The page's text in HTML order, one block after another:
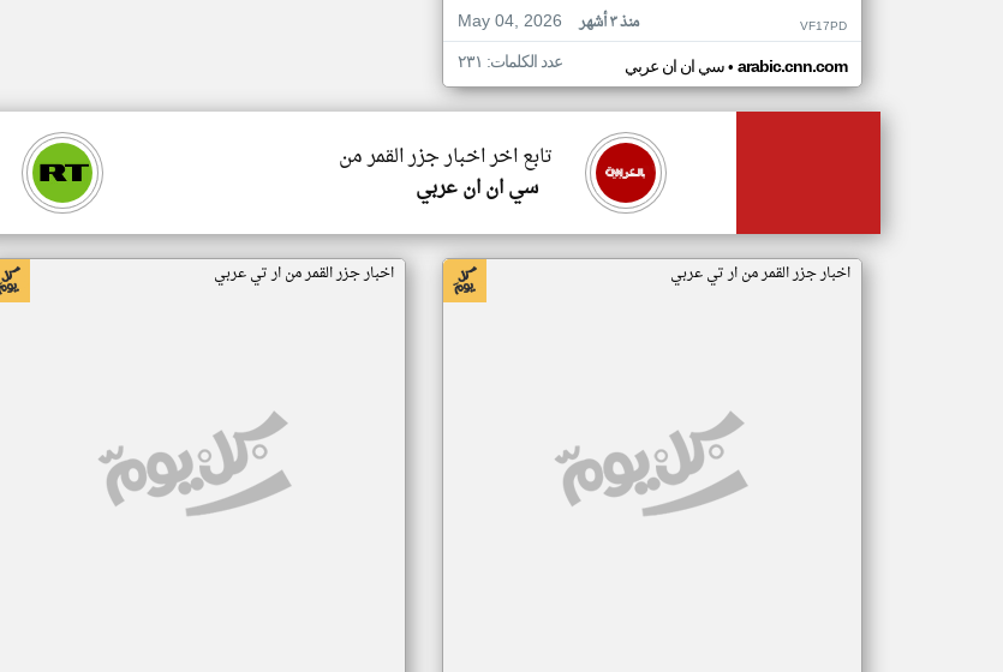
May 04, 2026
منذ ٣ أشهر VF17PD
سي ان ان عربي• arabic.cnn.com عدد الكلمات: ٢٣١
تابع اخر اخبار جزر القمر من
سي ان ان عربي
اخبار جزر القمر من ار تي عربي اخبار جزر القمر من ار تي عربي